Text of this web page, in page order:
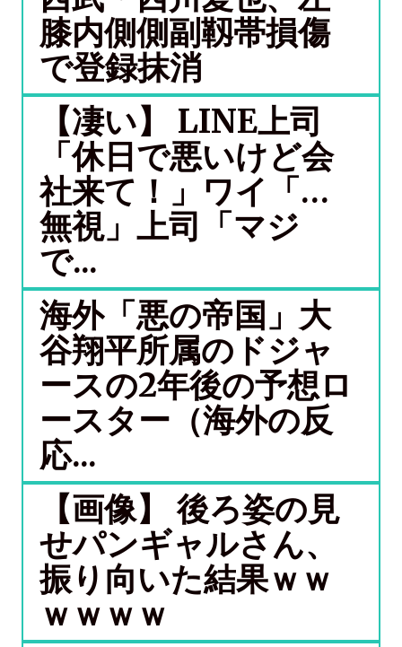
膝内側側副靱帯損傷
で登録抹消
【凄い】 LINE上司
「休日で悪いけど会
社来て！」ワイ「…
無視」上司「マジ
で...
海外「悪の帝国」大
谷翔平所属のドジャ
ースの2年後の予想ロ
ースター（海外の反
応...
【画像】 後ろ姿の見
せパンギャルさん、
振り向いた結果ｗｗ
ｗｗｗｗ